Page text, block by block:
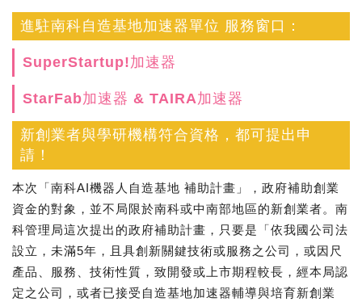
進駐南科自造基地加速器單位 服務窗口：
SuperStartup!加速器
StarFab加速器 & TAIRA加速器
新創業者與學研機構符合資格，都可提出申
請！
本次「南科AI機器人自造基地 補助計畫」，政府補助創業
資金的對象，並不局限於南科或中南部地區的新創業者。南
科管理局這次提出的政府補助計畫，只要是「依我國公司法
設立，未滿5年，且具創新關鍵技術或服務之公司，或因尺
產品、服務、技術性質，致開發或上市期程較長，經本局認
定之公司，或者已接受自造基地加速器輔導與培育新創業